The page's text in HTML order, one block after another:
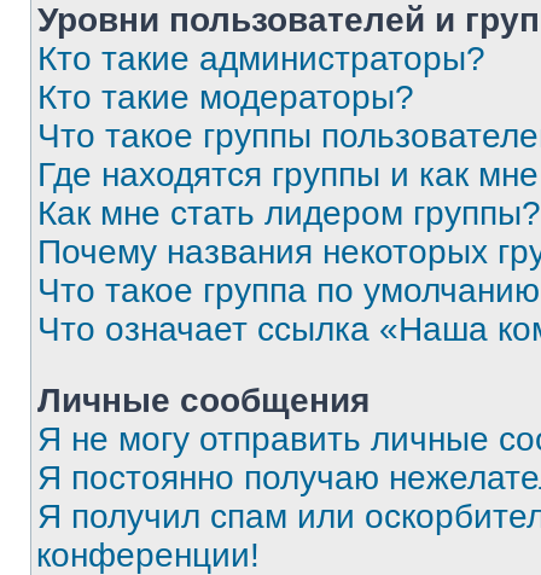
Уровни пользователей и
Кто такие администраторы?
Кто такие модераторы?
Что такое группы
Где находятся группы и как
Как мне стать лидером группы?
Почему названия некоторых
Что такое группа по
Что означает ссылка «Наша
Личные сообщения
Я не могу отправить личные
Я постоянно получаю
Я получил спам или
конференции!